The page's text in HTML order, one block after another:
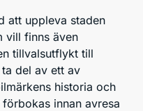
att uppleva staden
vill finns även
tillvalsutflykt till
del av ett av
historia och
innan avresa